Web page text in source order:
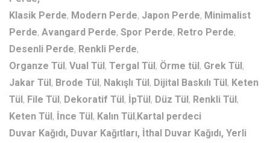
Klasik Perde, Modern Perde, Japon Perde, Minimalist
Perde, Avangard Perde, Spor Perde, Retro Perde,
Desenli Perde, Renkli Perde,
Organze Tül, Vual Tül, Tergal Tül, Örme tül, Grek Tül,
Jakar Tül, Brode Tül, Nakışlı Tül, Dijital Baskılı Tül, Keten
Tül, File Tül, Dekoratif Tül, İpTül, Düz Tül, Renkli Tül,
Keten Tül, İnce Tül, Kalın Tül,Kartal perdeci
Duvar Kağıdı, Duvar Kağıtları, İthal Duvar Kağıdı, Yerli